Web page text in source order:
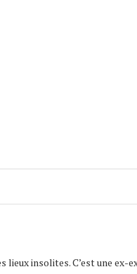
lieux insolites. C’est une